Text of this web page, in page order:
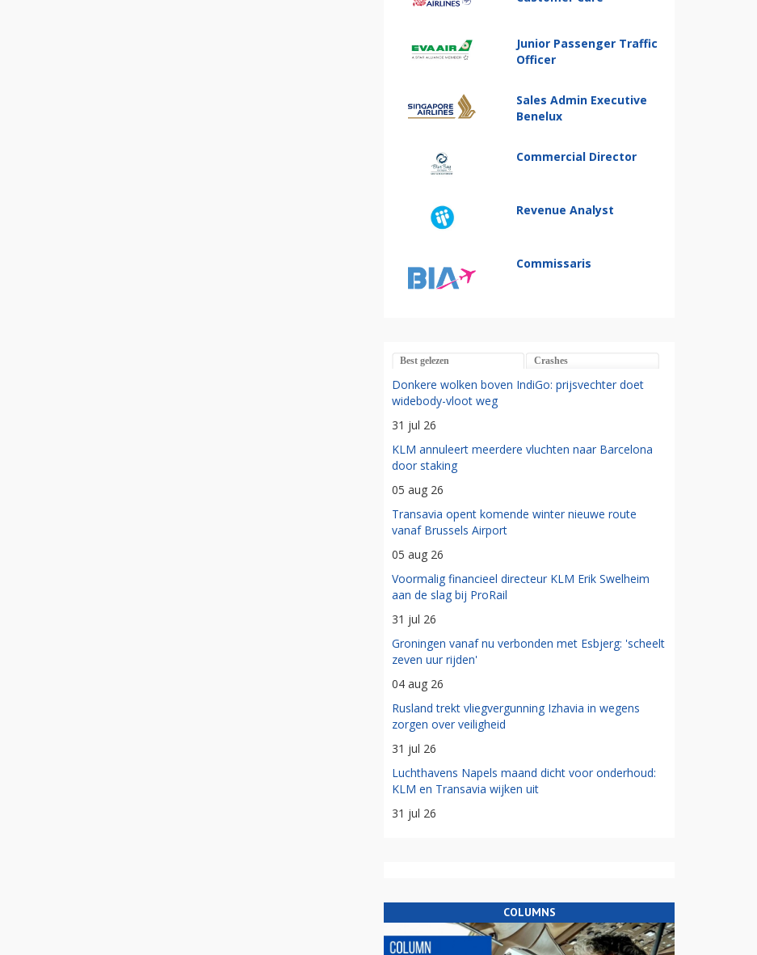
Junior Passenger Traffic
Officer
Sales Admin Executive
Benelux
Commercial Director
Revenue Analyst
Commissaris
Best gelezen Crashes
Donkere wolken boven IndiGo: prijsvechter doet
widebody-vloot weg
31 jul 26
KLM annuleert meerdere vluchten naar Barcelona
door staking
05 aug 26
Transavia opent komende winter nieuwe route
vanaf Brussels Airport
05 aug 26
Voormalig financieel directeur KLM Erik Swelheim
aan de slag bij ProRail
31 jul 26
Groningen vanaf nu verbonden met Esbjerg: 'scheelt
zeven uur rijden'
04 aug 26
Rusland trekt vliegvergunning Izhavia in wegens
zorgen over veiligheid
31 jul 26
Luchthavens Napels maand dicht voor onderhoud:
KLM en Transavia wijken uit
31 jul 26
COLUMNS